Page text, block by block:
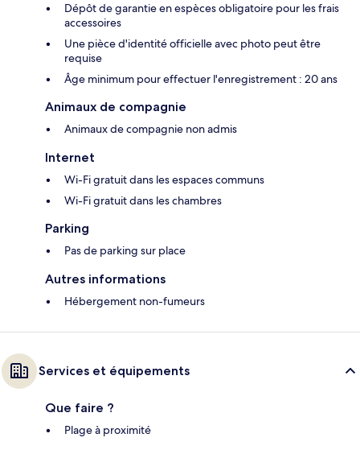
Dépôt de garantie en espèces obligatoire pour les frais
accessoires
Une pièce d'identité officielle avec photo peut être
requise
Âge minimum pour effectuer l'enregistrement : 20 ans
Animaux de compagnie
Animaux de compagnie non admis
Internet
Wi-Fi gratuit dans les espaces communs
Wi-Fi gratuit dans les chambres
Parking
Pas de parking sur place
Autres informations
Hébergement non-fumeurs
Services et équipements
Que faire ?
Plage à proximité